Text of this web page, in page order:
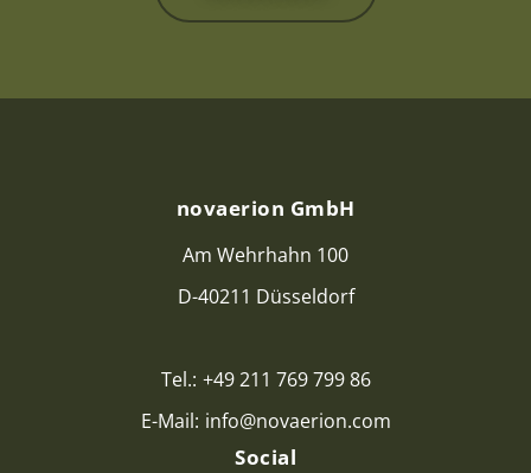
novaerion GmbH
Am Wehrhahn 100
D-40211 Düsseldorf
Tel.: +49 211 769 799 86
E-Mail: info@novaerion.com
Social